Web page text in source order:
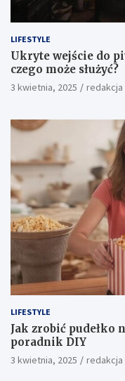
LIFESTYLE
Ukryte wejście do
czego może służyć?
3 kwietnia, 2025 redakcja
LIFESTYLE
Jak zrobić pudełko
poradnik DIY
3 kwietnia, 2025 redakcja